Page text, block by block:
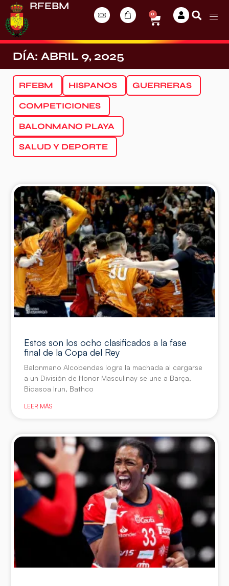
RFEBM
0
DÍA: ABRIL 9, 2025
RFEBM HISPANOS GUERRERAS
COMPETICIONES
BALONMANO PLAYA
SALUD Y DEPORTE
Estos son los ocho clasificados a la fase
final de la Copa del Rey
Balonmano Alcobendas logra la machada al cargarse
a un División de Honor Masculinay se une a Barça,
Bidasoa Irun, Bathco
LEER MÁS